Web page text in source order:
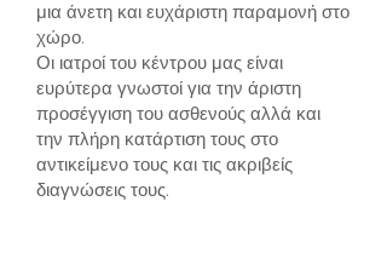
μια άνετη και ευχάριστη παραμονή στο
χώρο.
Οι ιατροί του κέντρου μας είναι
ευρύτερα γνωστοί για την άριστη
προσέγγιση του ασθενούς αλλά και
την πλήρη κατάρτιση τους στο
αντικείμενο τους και τις ακριβείς
διαγνώσεις τους.